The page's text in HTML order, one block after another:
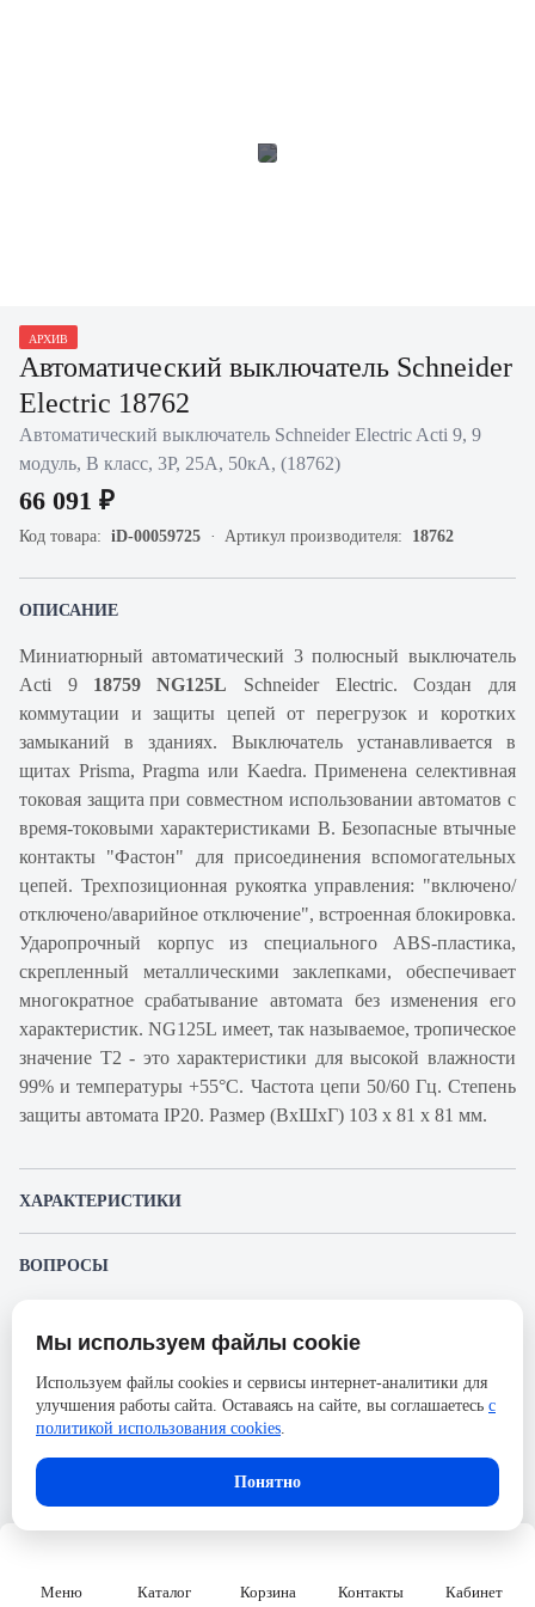
Меню Каталог Корзина Контакты Кабинет
АРХИВ
Автоматический выключатель Schneider
Electric 18762
Автоматический выключатель Schneider Electric Acti 9, 9
модуль, B класс, 3P, 25А, 50кА, (18762)
66 091 ₽
Код товара: iD-00059725 Артикул производителя: 18762
ОПИСАНИЕ
Миниатюрный автоматический 3 полюсный выключатель
Acti 9 18759 NG125L Schneider Electric. Создан для
коммутации и защиты цепей от перегрузок и коротких
замыканий в зданиях. Выключатель устанавливается в
щитах Prisma, Pragma или Kaedra. Применена селективная
токовая защита при совместном использовании автоматов с
время-токовыми характеристиками B. Безопасные втычные
контакты "Фастон" для присоединения вспомогательных
цепей. Трехпозиционная рукоятка управления: "включено/
отключено/аварийное отключение", встроенная блокировка.
Ударопрочный корпус из специального ABS-пластика,
скрепленный металлическими заклепками, обеспечивает
многократное срабатывание автомата без изменения его
характеристик. NG125L имеет, так называемое, тропическое
значение Т2 - это характеристики для высокой влажности
99% и температуры +55°С. Частота цепи 50/60 Гц. Степень
защиты автомата IP20. Размер (ВхШхГ) 103 х 81 х 81 мм.
ХАРАКТЕРИСТИКИ
Производитель
Серия
Acti 9
Номинальный ток
Напряжение, В
690
Количество полюсов
ВОПРОСЫ
Пожалуйста, авторизуйтесь, чтобы иметь
возможность оставлять вопросы.
Представленные изображения и характеристики могут отличаться от реального
без предварительного уведомления. Компания АйДистрибьют не несёт
ответственности в случае не соответствия текущей модели товаров фотографиям,
размещённым в карточке товара.
Мы используем файлы cookie
Используем файлы cookies и сервисы интернет-аналитики для
улучшения работы сайта. Оставаясь на сайте, вы соглашаетесь с
политикой использования cookies.
Понятно